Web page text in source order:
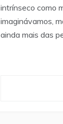
intrínseco como
imaginávamos,
ainda mais das